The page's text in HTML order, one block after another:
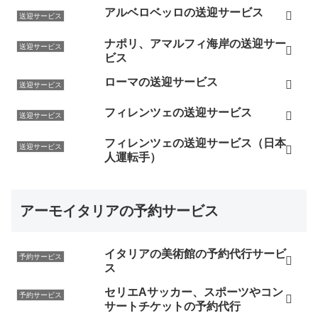
送迎サービス アルベロベッロの送迎サービス
送迎サービス
ナポリ、アマルフィ海岸の送迎サー
ビス
送迎サービス ローマの送迎サービス
送迎サービス フィレンツェの送迎サービス
送迎サービス
フィレンツェの送迎サービス（日本
人運転手）
アーモイタリアの予約サービス
予約サービス
イタリアの美術館の予約代行サービ
ス
予約サービス
セリエAサッカー、スポーツやコン
サートチケットの予約代行